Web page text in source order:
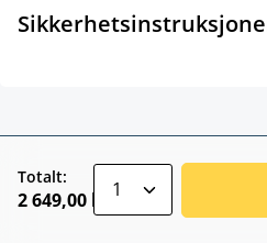
Totalt:
2 649,00 kr